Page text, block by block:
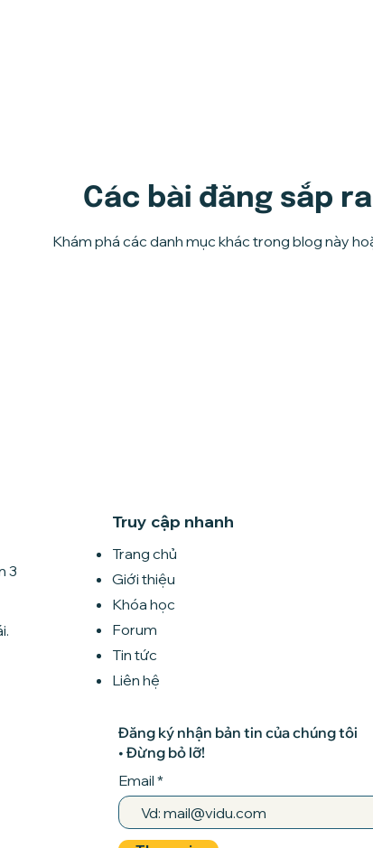
Các bài đăng sắp
Khám phá các danh mục khác trong blog này
3
Truy cập nhanh
Trang chủ
Giới thiệu
Khóa học
Forum
Tin tức
Liên hệ
Đăng ký nhận bản tin của chúng tôi
• Đừng bỏ lỡ!
Email